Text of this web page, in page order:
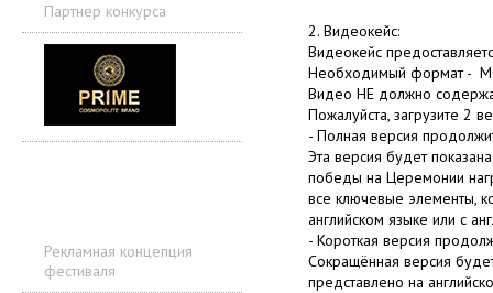
Партнер конкурса
Рекламная концепция
фестиваля
2. Видеокейс:
Видеокейс
Необходимый формат -
Видео НЕ должно
Пожалуйста, загрузите 2
- Полная версия
Эта версия будет
победы на Церемонии
все ключевые элементы,
английском языке или с
- Короткая версия
Сокращённая версия
представлено на